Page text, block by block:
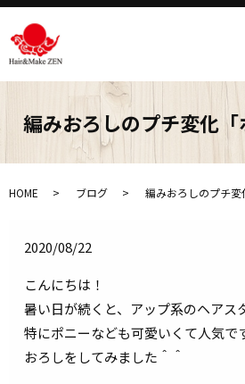
編みおろしのプチ変化
HOME ブログ 編みおろしのプチ
2020/08/22
こんにちは！
暑い日が続くと、アップ系のヘア
特にポニーなども可愛いくて人気で
おろしをしてみました＾＾